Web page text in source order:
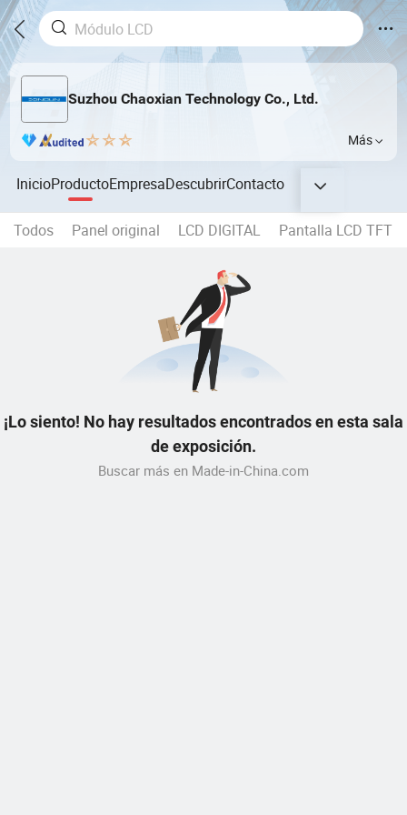
Suzhou Chaoxian Technology Co., Ltd.
Más
InicioProductoEmpresaDescubrirContacto
Todos Panel original LCD DIGITAL Pantalla LCD TFT
¡Lo siento! No hay resultados encontrados en esta sala
de exposición.
Buscar más en Made-in-China.com